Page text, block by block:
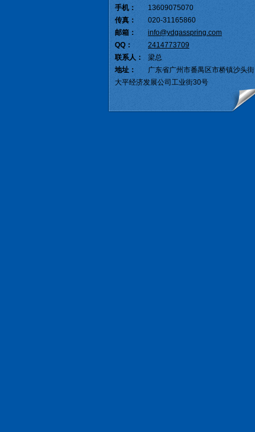
手机：
13609075070
传真：
020-31165860
邮箱：
info@ydgasspring.com
QQ：
2414773709
联系人：
梁总
地址：
广东省广州市番禺区市桥镇沙头街
大平经济发展公司工业街30号